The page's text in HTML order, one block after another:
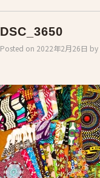
DSC_3650
Posted on 2022年2月26日 by